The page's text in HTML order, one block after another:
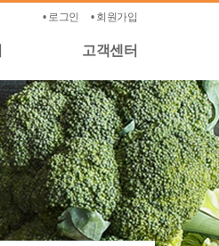
• 로그인 • 회원가입
고객센터